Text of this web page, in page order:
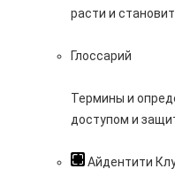
расти и
Глоссарий
Термины и
доступом и
Айдентити